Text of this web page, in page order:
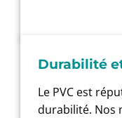
Durabilité
Le PVC est
durabilité. Nos